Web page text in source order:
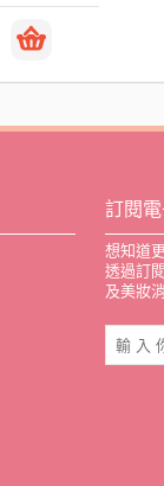
訂閱
想知道
透過訂
及美妝